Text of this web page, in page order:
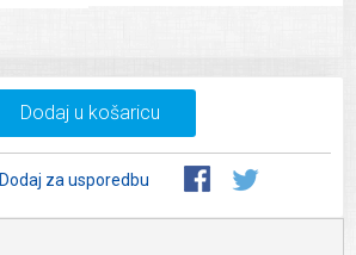
Dodaj u košaricu
Dodaj za usporedbu